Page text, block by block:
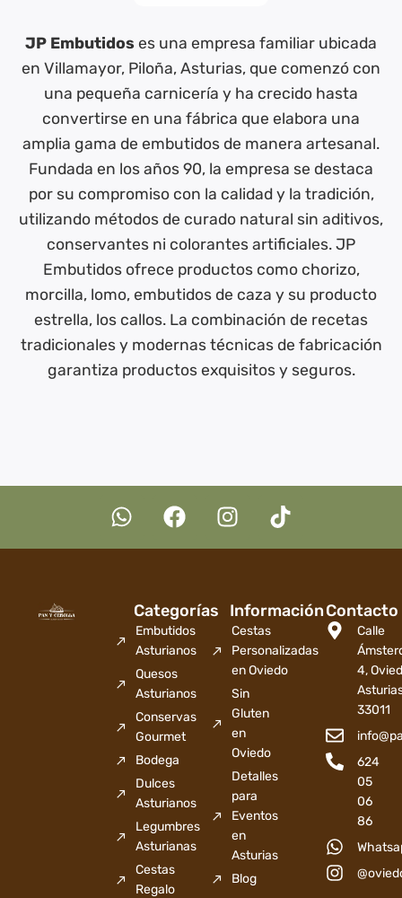
JP Embutidos es una empresa familiar ubicada
en Villamayor, Piloña, Asturias, que comenzó con
una pequeña carnicería y ha crecido hasta
convertirse en una fábrica que elabora una
amplia gama de embutidos de manera artesanal.
Fundada en los años 90, la empresa se destaca
por su compromiso con la calidad y la tradición,
utilizando métodos de curado natural sin aditivos,
conservantes ni colorantes artificiales. JP
Embutidos ofrece productos como chorizo,
morcilla, lomo, embutidos de caza y su producto
estrella, los callos. La combinación de recetas
tradicionales y modernas técnicas de fabricación
garantiza productos exquisitos y seguros.
Categorías
Embutidos
Asturianos
Quesos
Asturianos
Conservas
Gourmet
Bodega
Dulces
Asturianos
Legumbres
Asturianas
Cestas
Regalo
Información
Cestas
Personalizadas
en Oviedo
Sin
Gluten
en
Oviedo
Detalles
para
Eventos
en
Asturias
Blog
Contacto
Calle
4,
33011
624
05
06
86